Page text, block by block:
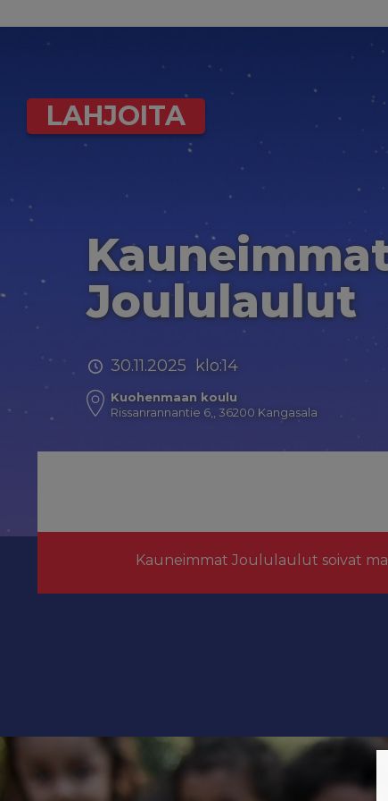
LAHJOITA
Joululaulut
30.11.2025 klo:14
Kuohenmaan koulu
Rissanrannantie 6,, 36200 Kangasala
Kauneimmat Joululaulut soivat